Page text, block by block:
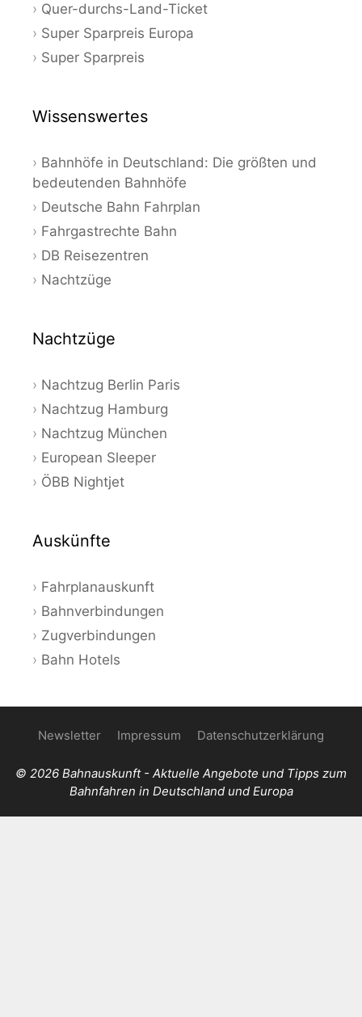
Quer-durchs-Land-Ticket
Super Sparpreis Europa
Super Sparpreis
Wissenswertes
Bahnhöfe in Deutschland: Die größten und
bedeutenden Bahnhöfe
Deutsche Bahn Fahrplan
Fahrgastrechte Bahn
DB Reisezentren
Nachtzüge
Nachtzüge
Nachtzug Berlin Paris
Nachtzug Hamburg
Nachtzug München
European Sleeper
ÖBB Nightjet
Auskünfte
Fahrplanauskunft
Bahnverbindungen
Zugverbindungen
Bahn Hotels
Newsletter Impressum Datenschutzerklärung
© 2026 Bahnauskunft - Aktuelle Angebote und Tipps zum
Bahnfahren in Deutschland und Europa